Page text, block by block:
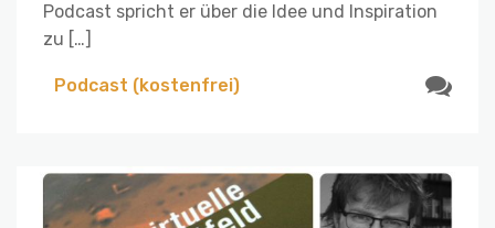
Podcast spricht er über die Idee und Inspiration
zu […]
Podcast (kostenfrei)